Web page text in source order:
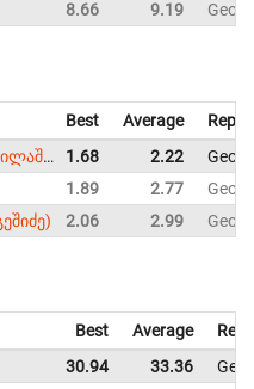
8.66 9.19
Best Average
Vako Marchilashvili (ვაკო მარჩილაშვილი) 1.68 2.22
1.89 2.77
2.06 2.99
Best Average
30.94 33.36